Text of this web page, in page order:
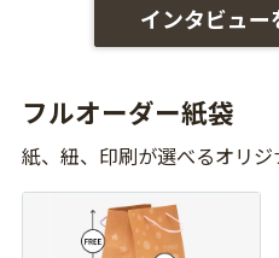
インタビュー
フルオーダー紙袋
紙、紐、印刷が選べるオリ